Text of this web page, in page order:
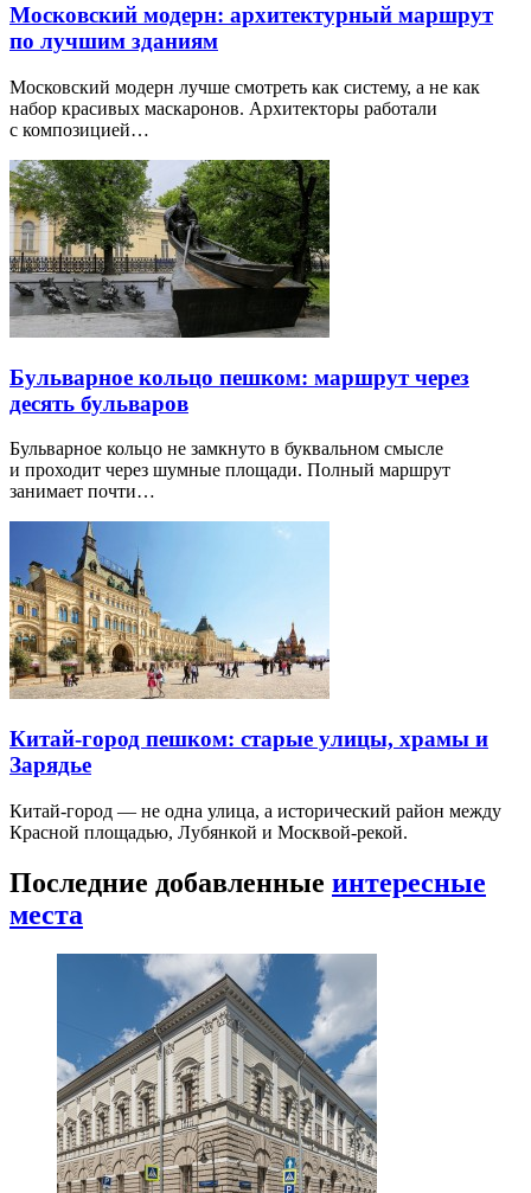
Московский модерн: архитектурный маршрут
по лучшим зданиям
Московский модерн лучше смотреть как систему, а не как
набор красивых маскаронов. Архитекторы работали
с композицией…
Бульварное кольцо пешком: маршрут через
десять бульваров
Бульварное кольцо не замкнуто в буквальном смысле
и проходит через шумные площади. Полный маршрут
занимает почти…
Китай-город пешком: старые улицы, храмы и
Зарядье
Китай-город — не одна улица, а исторический район между
Красной площадью, Лубянкой и Москвой-рекой.
Последние добавленные интересные
места